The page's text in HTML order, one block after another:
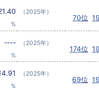
%
（2025年）
70位
----
%
（2025年）
174位
%
（2025年）
69位